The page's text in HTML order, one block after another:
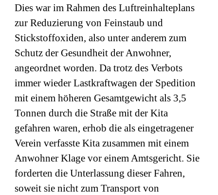
Dies war im Rahmen des Luftreinhalteplans
zur Reduzierung von Feinstaub und
Stickstoffoxiden, also unter anderem zum
Schutz der Gesundheit der Anwohner,
angeordnet worden. Da trotz des Verbots
immer wieder Lastkraftwagen der Spedition
mit einem höheren Gesamtgewicht als 3,5
Tonnen durch die Straße mit der Kita
gefahren waren, erhob die als eingetragener
Verein verfasste Kita zusammen mit einem
Anwohner Klage vor einem Amtsgericht. Sie
forderten die Unterlassung dieser Fahren,
soweit sie nicht zum Transport von